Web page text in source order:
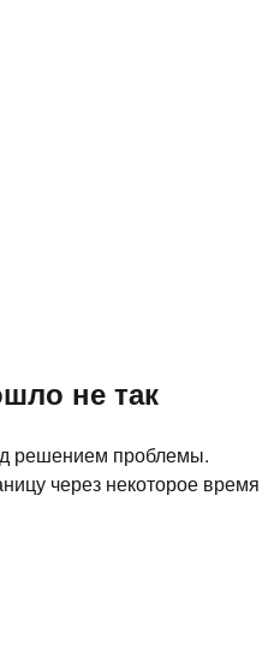
не так
решением проблемы.
через некоторое время